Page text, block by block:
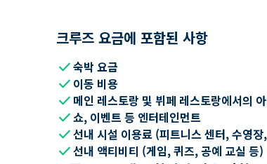
크루즈 요금에 포함된 사항
check숙박 요금
check 이동 비용
check 메인 레스토랑 및 뷔페 레스토랑에서의
check쇼, 이벤트 등 엔터테인먼트
check선내 시설 이용료 (피트니스 센터, 수영
check선내 액티비티 (게임, 퀴즈, 공예 교실 등)